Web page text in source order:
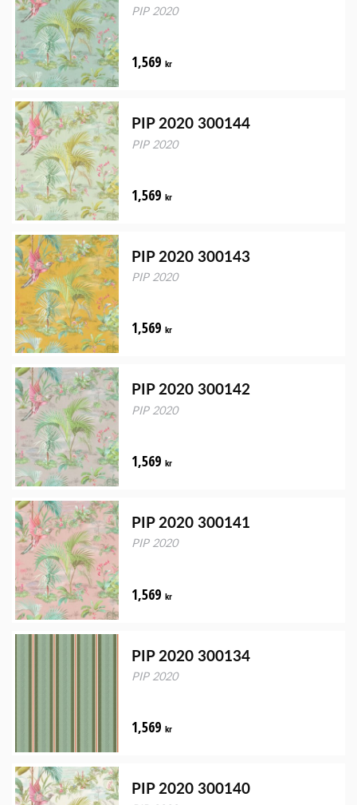
PIP 2020
1,569 kr
PIP 2020 300144
PIP 2020
1,569 kr
PIP 2020 300143
PIP 2020
1,569 kr
PIP 2020 300142
PIP 2020
1,569 kr
PIP 2020 300141
PIP 2020
1,569 kr
PIP 2020 300134
PIP 2020
1,569 kr
PIP 2020 300140